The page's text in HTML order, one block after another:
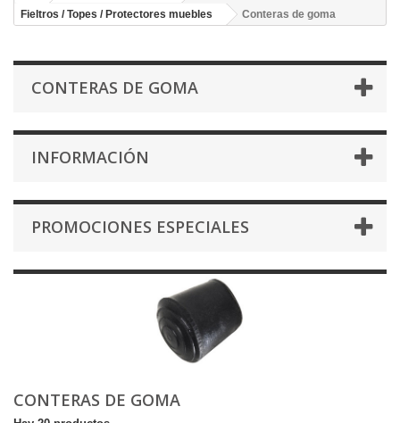
Fieltros / Topes / Protectores muebles
Conteras de goma
CONTERAS DE GOMA
INFORMACIÓN
PROMOCIONES ESPECIALES
CONTERAS DE GOMA